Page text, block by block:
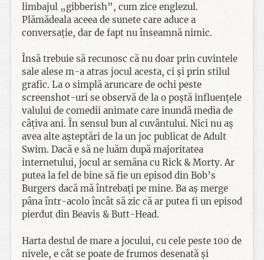
limbajul „gibberish”, cum zice englezul.
Plămădeala aceea de sunete care aduce a
conversație, dar de fapt nu înseamnă nimic.
Însă trebuie să recunosc că nu doar prin cuvintele
sale alese m-a atras jocul acesta, ci și prin stilul
grafic. La o simplă aruncare de ochi peste
screenshot-uri se observă de la o poștă influențele
valului de comedii animate care inundă media de
câțiva ani. În sensul bun al cuvântului. Nici nu aș
avea alte așteptări de la un joc publicat de Adult
Swim. Dacă e să ne luăm după majoritatea
internetului, jocul ar semăna cu Rick & Morty. Ar
putea la fel de bine să fie un episod din Bob’s
Burgers dacă mă întrebați pe mine. Ba aș merge
pâna într-acolo încât să zic că ar putea fi un episod
pierdut din Beavis & Butt-Head.
Harta destul de mare a jocului, cu cele peste 100 de
nivele, e cât se poate de frumos desenată și